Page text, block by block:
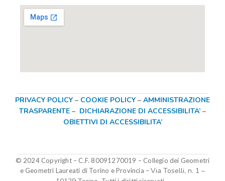
PRIVACY POLICY – COOKIE POLICY – AMMINISTRAZIONE
TRASPARENTE – DICHIARAZIONE DI ACCESSIBILITA’ –
OBIETTIVI DI ACCESSIBILITA’
© 2024 Copyright – C.F. 80091270019 – Collegio dei Geometri
e Geometri Laureati di Torino e Provincia –Via Toselli, n. 1 –